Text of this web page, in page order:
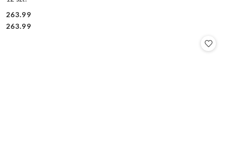
Cena:
263.99
Cena:
263.99